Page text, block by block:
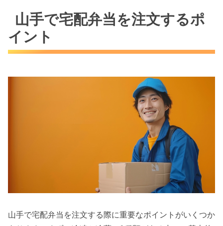
山手で宅配弁当を注文するポ
イント
山手で宅配弁当を注文する際に重要なポイントがいくつか